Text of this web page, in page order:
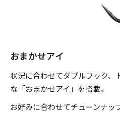
シーバス、ヒラメ、マゴチ、サ
ビレ、根魚類 etc...
おまかせアイ
状況に合わせてダブルフック、
な「おまかせアイ」を搭載。
お好みに合わせてチューンナッ